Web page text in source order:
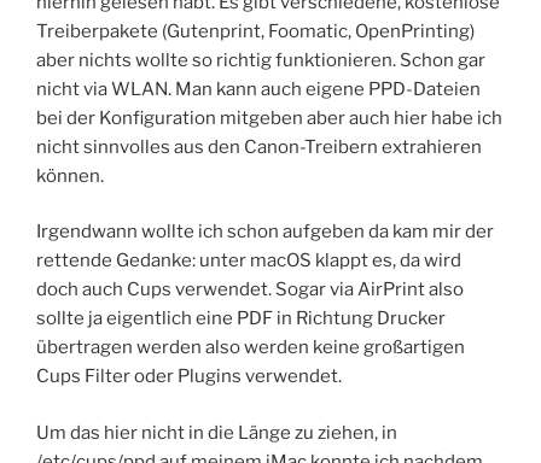
Treiberpakete (Gutenprint, Foomatic, OpenPrinting)
aber nichts wollte so richtig funktionieren. Schon gar
nicht via WLAN. Man kann auch eigene PPD-Dateien
bei der Konfiguration mitgeben aber auch hier habe ich
nicht sinnvolles aus den Canon-Treibern extrahieren
können.
Irgendwann wollte ich schon aufgeben da kam mir der
rettende Gedanke: unter macOS klappt es, da wird
doch auch Cups verwendet. Sogar via AirPrint also
sollte ja eigentlich eine PDF in Richtung Drucker
übertragen werden also werden keine großartigen
Cups Filter oder Plugins verwendet.
Um das hier nicht in die Länge zu ziehen, in